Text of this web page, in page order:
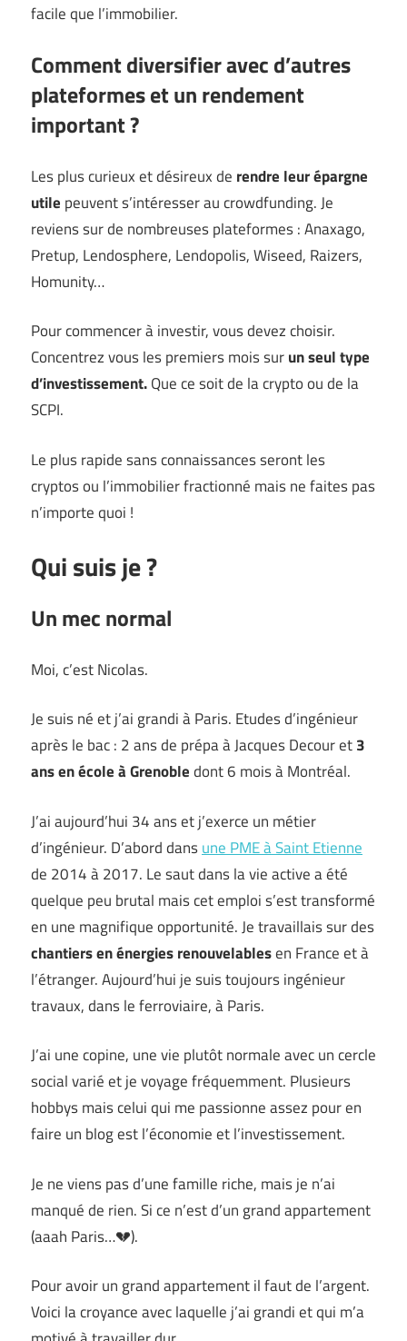
facile que l’immobilier.
Comment diversifier avec d’autres
plateformes et un rendement
important ?
Les plus curieux et désireux de rendre leur épargne
utile peuvent s’intéresser au crowdfunding. Je
reviens sur de nombreuses plateformes : Anaxago,
Pretup, Lendosphere, Lendopolis, Wiseed, Raizers,
Homunity…
Pour commencer à investir, vous devez choisir.
Concentrez vous les premiers mois surun seul type
d’investissement.Que ce soit de la crypto ou de la
SCPI.
Le plus rapide sans connaissances seront les
cryptos ou l’immobilier fractionné mais ne faites pas
n’importe quoi !
Qui suis je ?
Un mec normal
Moi, c’est Nicolas.
Je suis né et j’ai grandi à Paris. Etudes d’ingénieur
après le bac : 2 ans de prépa à Jacques Decour et3
ans en école à Grenobledont 6 mois à Montréal.
J’ai aujourd’hui 34 ans et j’exerce un métier
d’ingénieur. D’abord dansune PME à Saint Etienne
de 2014 à 2017. Le saut dans la vie active a été
quelque peu brutal mais cet emploi s’est transformé
en une magnifique opportunité. Je travaillais sur des
chantiers en énergies renouvelablesen France et à
l’étranger. Aujourd’hui je suis toujours ingénieur
travaux, dans le ferroviaire, à Paris.
J’ai une copine, une vie plutôt normale avec un cercle
social varié et je voyage fréquemment. Plusieurs
hobbys mais celui qui me passionne assez pour en
faire un blog est l’économie et l’investissement.
Je ne viens pas d’une famille riche, mais je n’ai
manqué de rien. Si ce n’est d’un grand appartement
(aaah Paris…💔).
Pour avoir un grand appartement il faut de l’argent.
Voici la croyance avec laquelle j’ai grandi et qui m’a